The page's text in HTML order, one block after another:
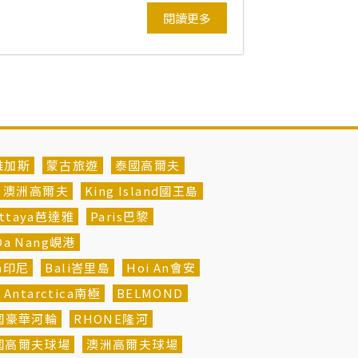
閱讀更多
加斯 蒙古旅遊
泰國高爾夫
澳洲高爾夫
King Island國王島
芭達雅
Paris巴黎
Nang峴港
尼
Bali峇里島
Hoi An會安
Antarctica南極
BELMOND
豪華河輪
RHONE隆河
高爾夫球場
澳洲高爾夫球場